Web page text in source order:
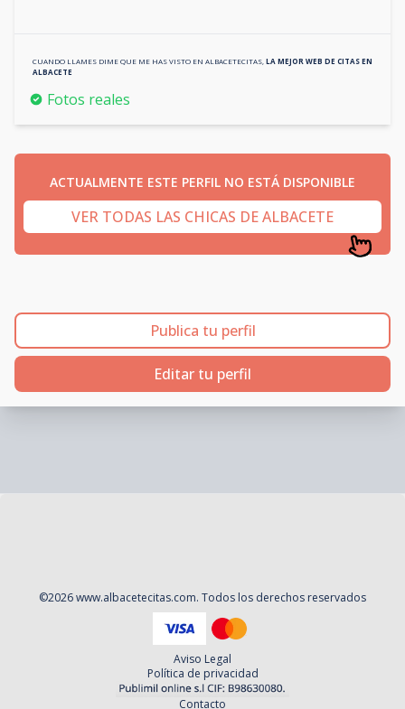
CUANDO LLAMES DIME QUE ME HAS VISTO EN ALBACETECITAS LA MEJOR WEB DE CITAS EN
ALBACETE
Fotos reales
ACTUALMENTE ESTE PERFIL NO ESTÁ DISPONIBLE
VER TODAS LAS CHICAS DE ALBACETE
Publica tu perfil
Editar tu perfil
©2026www.albacetecitas.com. Todos los derechos reservados
Aviso Legal
Política de privacidad
Contacto